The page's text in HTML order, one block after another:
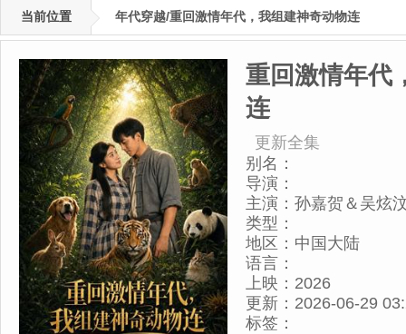
当前位置 年代穿越/重回激情年代，我组建神奇动物连
重回激情年代
连
更新全集
别名：
导演：
主演： 孙嘉贺＆吴炫
类型：
地区： 中国大陆
语言：
上映： 2026
更新： 2026-06-29
标签：